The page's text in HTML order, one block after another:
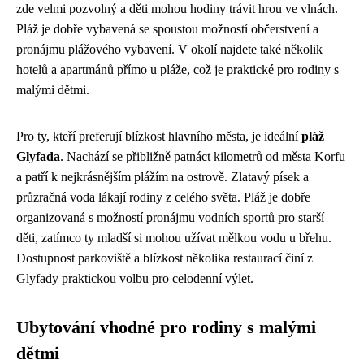
zde velmi pozvolný a děti mohou hodiny trávit hrou ve vlnách.
Pláž je dobře vybavená se spoustou možností občerstvení a
pronájmu plážového vybavení. V okolí najdete také několik
hotelů a apartmánů přímo u pláže, což je praktické pro rodiny s
malými dětmi.
Pro ty, kteří preferují blízkost hlavního města, je ideálnípláž
Glyfada. Nachází se přibližně patnáct kilometrů od města Korfu
a patří k nejkrásnějším plážím na ostrově. Zlatavý písek a
průzračná voda lákají rodiny z celého světa. Pláž je dobře
organizovaná s možností pronájmu vodních sportů pro starší
děti, zatímco ty mladší si mohou užívat mělkou vodu u břehu.
Dostupnost parkoviště a blízkost několika restaurací činí z
Glyfady praktickou volbu pro celodenní výlet.
Ubytování vhodné pro rodiny s malými
dětmi